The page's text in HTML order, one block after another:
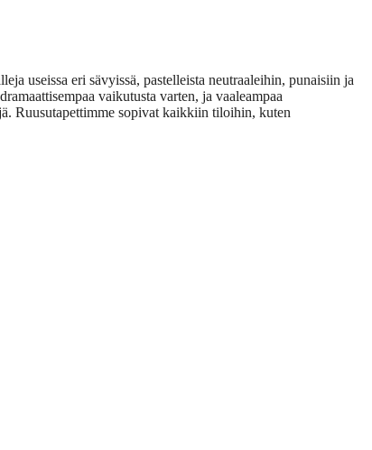
useissa eri sävyissä, pastelleista neutraaleihin, punaisiin ja
vaikutusta varten, ja vaaleampaa
Ruusutapettimme sopivat kaikkiin tiloihin, kuten